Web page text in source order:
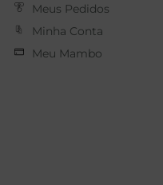
Meus Pedidos
Minha Conta
Meu Mambo